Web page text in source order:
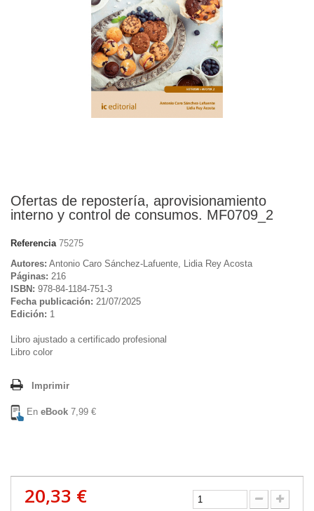
Ofertas de repostería, aprovisionamiento
interno y control de consumos. MF0709_2
Referencia 75275
Autores: Antonio Caro Sánchez-Lafuente, Lidia Rey Acosta
Páginas: 216
ISBN: 978-84-1184-751-3
Fecha publicación: 21/07/2025
Edición: 1
Libro ajustado a certificado profesional
Libro color
Imprimir
En eBook 7,99 €
20,33 €